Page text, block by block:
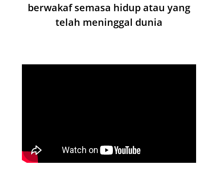
berwakaf semasa hidup atau yang
telah meninggal dunia